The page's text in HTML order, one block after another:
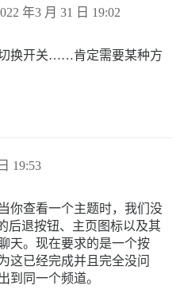
年3 月 31 日 19:02
换开关……肯定需要某种方
19:53
你查看一个主题时，我们没
后退按钮、主页图标以及其
天。现在要求的是一个按
这已经完成并且完全没问
到同一个频道。